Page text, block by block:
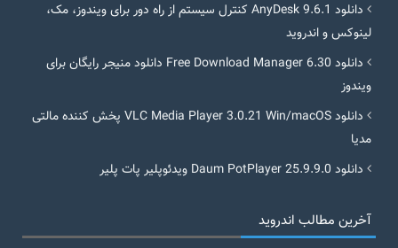
دانلود AnyDesk 9.6.1 کنترل سیستم از راه دور برای ویندوز، مک،
لینوکس و اندروید
دانلود Free Download Manager 6.30 دانلود منیجر رایگان برای
ویندوز
دانلود VLC Media Player 3.0.21 Win/macOS پخش کننده مالتی
مدیا
دانلود Daum PotPlayer 25.9.9.0 ویدئوپلیر پات پلیر
آخرین مطالب اندروید